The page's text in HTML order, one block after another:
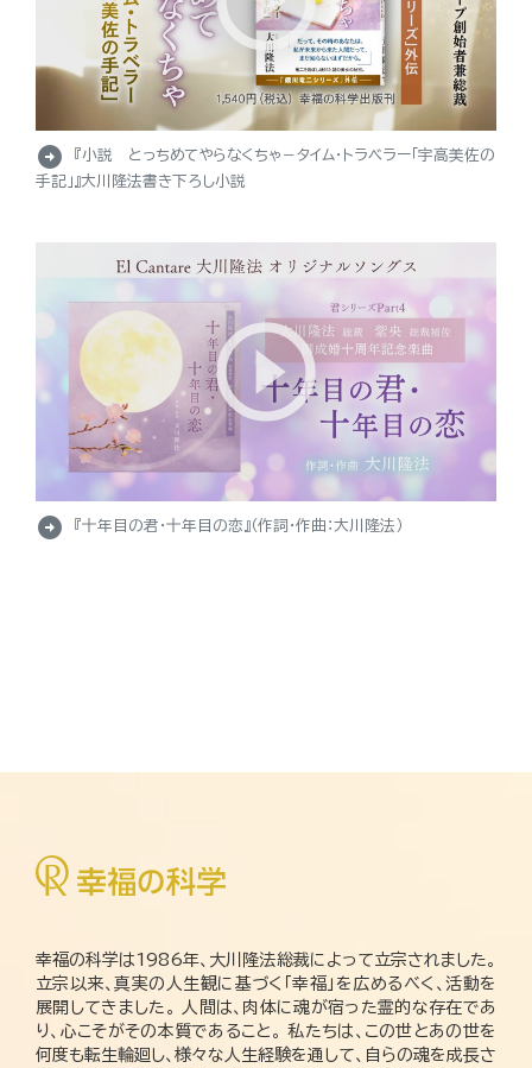
arrow_circle_right
『小説 とっちめてやらなくちゃ－タイム・トラベラー「宇高美佐の
手記」』大川隆法書き下ろし小説
arrow_circle_right 『十年目の君・十年目の恋』（作詞・作曲：大川隆法）
幸福の科学は1986年、大川隆法総裁によって立宗されました。
立宗以来、真実の人生観に基づく「幸福」を広めるべく、活動を
展開してきました。 人間は、肉体に魂が宿った霊的な存在であ
り、心こそがその本質であること。 私たちは、この世とあの世を
何度も転生輪廻し、様々な人生経験を通して、自らの魂を成長さ